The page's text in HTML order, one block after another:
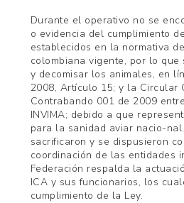
Durante el operativo no se
o evidencia del cumplimiento
establecidos en la normativa
colombiana vigente, por lo
y decomisar los animales, en
2008, Artículo 15; y la Circular
Contrabando 001 de 2009
INVIMA; debido a que
para la sanidad aviar nacio-
sacrificaron y se dispusieron
coordinación de las entidades
Federación respalda la
ICA y sus funcionarios, los
cumplimiento de la Ley.